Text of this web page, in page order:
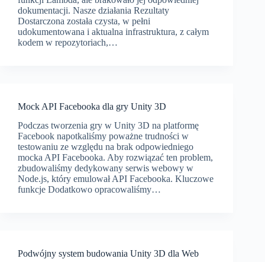
dokumentacji. Nasze działania Rezultaty
Dostarczona została czysta, w pełni
udokumentowana i aktualna infrastruktura, z całym
kodem w repozytoriach,…
Mock API Facebooka dla gry Unity 3D
Podczas tworzenia gry w Unity 3D na platformę
Facebook napotkaliśmy poważne trudności w
testowaniu ze względu na brak odpowiedniego
mocka API Facebooka. Aby rozwiązać ten problem,
zbudowaliśmy dedykowany serwis webowy w
Node.js, który emulował API Facebooka. Kluczowe
funkcje Dodatkowo opracowaliśmy…
Podwójny system budowania Unity 3D dla Web